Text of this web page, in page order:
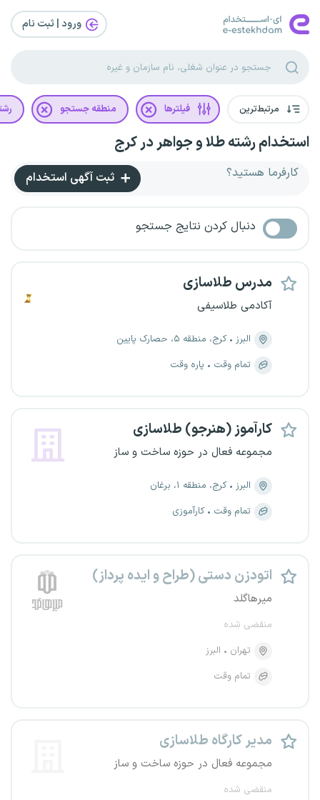
ورود | ثبت‌ نام
مرتبط‌ترین فیلترها منطقه جستجو
استخدام رشته طلا و جواهر در کرج
کارفرما هستید؟ ثبت آگهی استخدام
دنبال کردن نتایج جستجو
مدرس طلاسازی
آکادمی طلاسیفی
البرز
کرج، منطقه ۵، حصارک پایین
تمام وقت
پاره وقت
کارآموز (هنرجو) طلاسازی
مجموعه فعال در حوزه ساخت و ساز
البرز
کرج، منطقه ۱، برغان
تمام وقت
کارآموزی
اتودزن دستی (طراح و ایده پرداز)
میرهاگلد
منقضی شده
تهران
البرز
تمام وقت
مدیر کارگاه طلاسازی
مجموعه فعال در حوزه ساخت و ساز
منقضی شده